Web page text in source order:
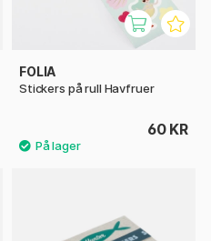
FOLIA
Stickers på rull Havfruer
60 KR